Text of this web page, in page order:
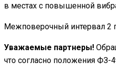
в местах с повышенной
Межповерочный интервал 2
Уважаемые партнеры!
что согласно положения ФЗ-